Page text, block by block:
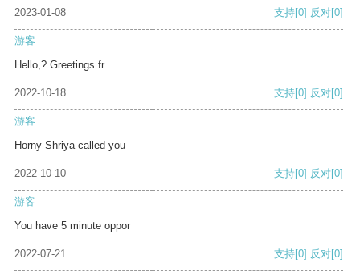
2023-01-08 支持[0] 反对[0]
游客
Hello,? Greetings fr
2022-10-18 支持[0] 反对[0]
游客
Horny Shriya called you
2022-10-10 支持[0] 反对[0]
游客
You have 5 minute oppor
2022-07-21 支持[0] 反对[0]